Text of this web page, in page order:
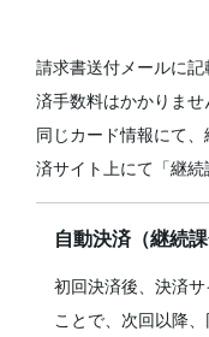
請求書送付メールに
済手数料はかかりませ
同じカード情報にて
済サイト上にて「継続
自動決済（継続課
初回決済後、決済
ことで、次回以降